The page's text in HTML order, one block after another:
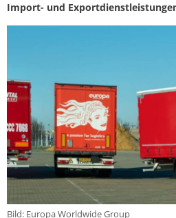
Import- und
Bild: Europa Worldwide Group